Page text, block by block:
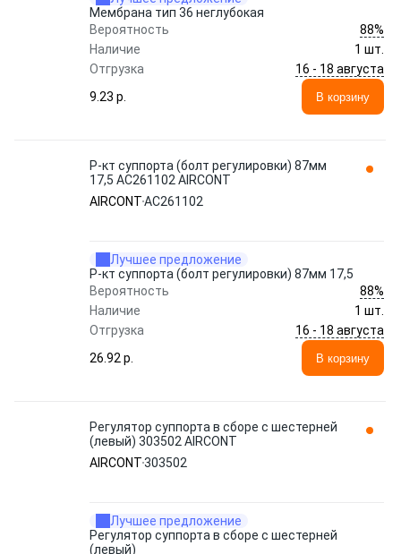
Мембрана тип 36 неглубокая
Вероятность
88%
Наличие
1 шт.
Отгрузка
16 - 18 августа
9.23 p.
В корзину
Р-кт суппорта (болт регулировки) 87мм
17,5 AC261102 AIRCONT
AIRCONTAC261102
Лучшее предложение
Р-кт суппорта (болт регулировки) 87мм 17,5
Вероятность
88%
Наличие
1 шт.
Отгрузка
16 - 18 августа
26.92 p.
В корзину
Регулятор суппорта в сборе с шестерней
(левый) 303502 AIRCONT
AIRCONT303502
Лучшее предложение
Регулятор суппорта в сборе с шестерней
(левый)